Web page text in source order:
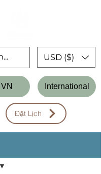
Đặt Lịch
VN International
USD ($)